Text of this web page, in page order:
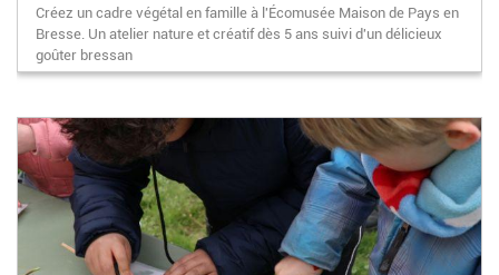
Créez un cadre végétal en famille à l'Écomusée Maison de Pays en
Bresse. Un atelier nature et créatif dès 5 ans suivi d'un délicieux
goûter bressan